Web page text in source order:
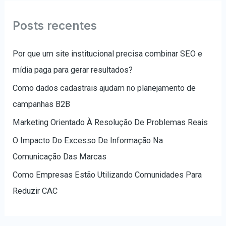
i
s
:
Posts recentes
Por que um site institucional precisa combinar SEO e
mídia paga para gerar resultados?
Como dados cadastrais ajudam no planejamento de
campanhas B2B
Marketing Orientado À Resolução De Problemas Reais
O Impacto Do Excesso De Informação Na
Comunicação Das Marcas
Como Empresas Estão Utilizando Comunidades Para
Reduzir CAC